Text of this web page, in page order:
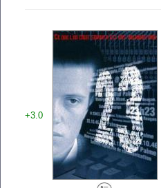
+3.0